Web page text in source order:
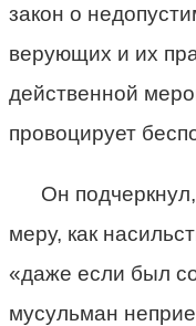
закон о
верующих и их
действенной
провоцирует
Он
меру, как
«даже если был
мусульман